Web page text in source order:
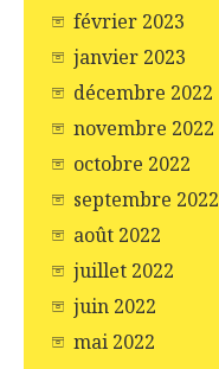
février 2023
janvier 2023
décembre 2022
novembre 2022
octobre 2022
septembre 2022
août 2022
juillet 2022
juin 2022
mai 2022